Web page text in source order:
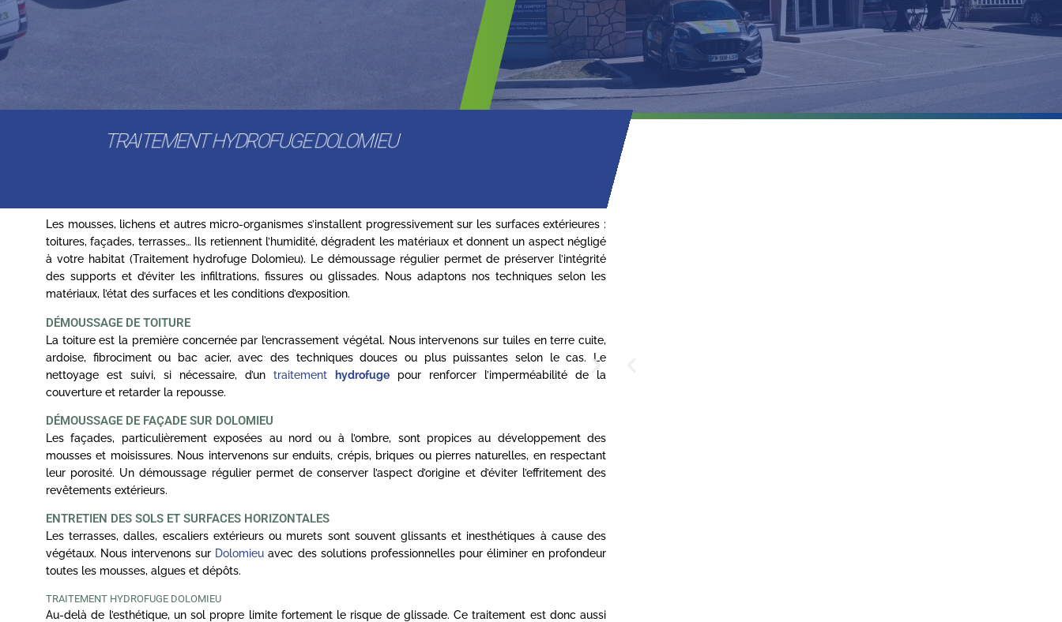
TRAITEMENT HYDROFUGE DOLOMIEU
Les mousses, lichens et autres micro-organismes s’installent progressivement sur les surfaces extérieures :
toitures, façades, terrasses… Ils retiennent l’humidité, dégradent les matériaux et donnent un aspect négligé
à votre habitat (Traitement hydrofuge Dolomieu). Le démoussage régulier permet de préserver l’intégrité
des supports et d’éviter les infiltrations, fissures ou glissades. Nous adaptons nos techniques selon les
matériaux, l’état des surfaces et les conditions d’exposition.
DÉMOUSSAGE DE TOITURE
La toiture est la première concernée par l’encrassement végétal. Nous intervenons sur tuiles en terre cuite,
ardoise, fibrociment ou bac acier, avec des techniques douces ou plus puissantes selon le cas. Le
nettoyage est suivi, si nécessaire, d’untraitementhydrofuge
pour renforcer l’imperméabilité de la
couverture et retarder la repousse.
DÉMOUSSAGE DE FAÇADE SUR DOLOMIEU
Les façades, particulièrement exposées au nord ou à l’ombre, sont propices au développement des
mousses et moisissures. Nous intervenons sur enduits, crépis, briques ou pierres naturelles, en respectant
leur porosité. Un démoussage régulier permet de conserver l’aspect d’origine et d’éviter l’effritement des
revêtements extérieurs.
ENTRETIEN DES SOLS ET SURFACES HORIZONTALES
Les terrasses, dalles, escaliers extérieurs ou murets sont souvent glissants et inesthétiques à cause des
végétaux. Nous intervenons sur Dolomieu avec des solutions professionnelles pour éliminer en profondeur
toutes les mousses, algues et dépôts.
TRAITEMENT HYDROFUGE DOLOMIEU
Au-delà de l’esthétique, un sol propre limite fortement le risque de glissade. Ce traitement est donc aussi